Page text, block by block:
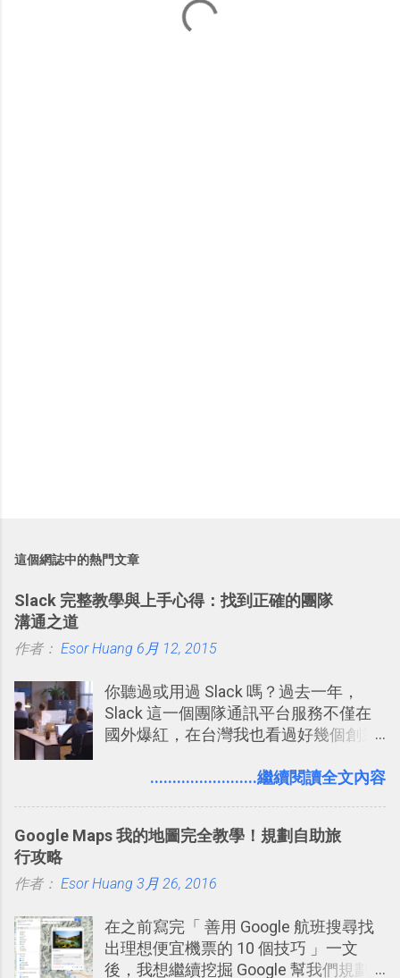
這個網誌中的熱門文章
Slack 完整教學與上手心得：找到正確的團隊
溝通之道
作者： Esor Huang 6月 12, 2015
你聽過或用過 Slack 嗎？過去一年，
Slack 這一個團隊通訊平台服務不僅在
國外爆紅，在台灣我也看過好幾個創業
理，到底 Slack 有什麼魅力？它是不是
有機會在一個專案合作中使用了 Slack
點： 1. 「 很有趣 」： Slack 裡擁有跟
聊天打屁、傳送有趣影音圖文的功能。
2. 「 有效率 」：但是 Slack 的頻道、群
組機制讓茶水間的聊天，不會干擾工作
........................繼續閱讀全文內容
Google Maps 我的地圖完全教學！規劃自助旅
行攻略
作者： Esor Huang 3月 26, 2016
在之前寫完「 善用 Google 航班搜尋找
出理想便宜機票的 10 個技巧 」一文
後，我想繼續挖掘 Google 幫我們規劃